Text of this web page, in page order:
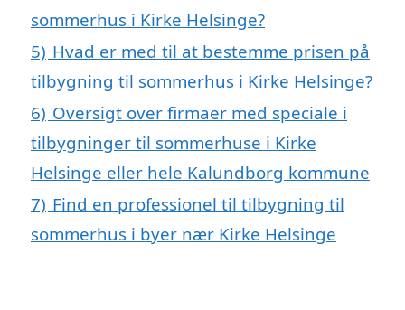
sommerhus i Kirke Helsinge?
5) Hvad er med til at bestemme prisen på
tilbygning til sommerhus i Kirke Helsinge?
6) Oversigt over firmaer med speciale i
tilbygninger til sommerhuse i Kirke
Helsinge eller hele Kalundborg kommune
7) Find en professionel til tilbygning til
sommerhus i byer nær Kirke Helsinge